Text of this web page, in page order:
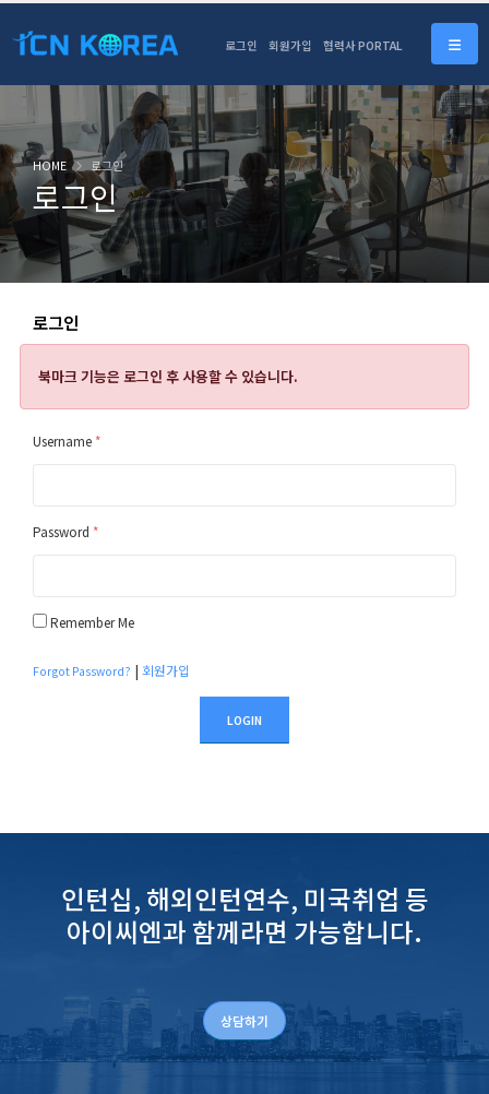
로그인 회원가입 협력사 PORTAL
로그인
HOME 로그인
로그인
북마크 기능은 로그인 후 사용할 수 있습니다.
Username *
Password *
Remember Me
Forgot Password? | 회원가입
LOGIN
인턴십, 해외인턴연수, 미국취업 등
아이씨엔과 함께라면 가능합니다.
상담하기